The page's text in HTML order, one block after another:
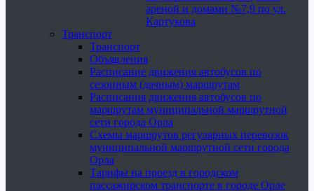
ареной и домами №7,9 по ул.
Картукова
Транспорт
Транспорт
Объявления
Расписание движения автобусов по
сезонным (дачным) маршрутам
Расписания движения автобусов по
маршрутам муниципальной маршрутной
сети города Орла
Схемы маршрутов регулярных перевозок
муниципальной маршрутной сети города
Орла
Тарифы на проезд в городском
пассажирском транспорте в городе Орле